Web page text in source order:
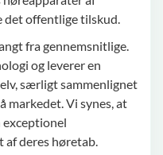
offentlige tilskud.
fra gennemsnitlige.
og leverer en
særligt sammenlignet
markedet. Vi synes, at
af deres høretab.